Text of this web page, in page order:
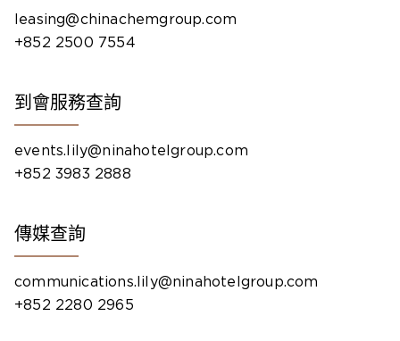
leasing@chinachemgroup.com
+852 2500 7554
到會服務查詢
events.lily@ninahotelgroup.com
+852 3983 2888
傳媒查詢
communications.lily@ninahotelgroup.com
+852 2280 2965